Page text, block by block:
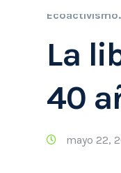
La
40
mayo 22,